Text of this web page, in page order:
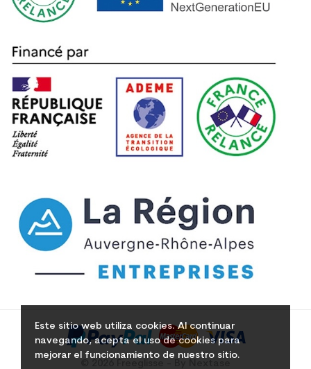
Este sitio web utiliza cookies. Al continuar
navegando, acepta el uso de cookies para
mejorar el funcionamiento de nuestro sitio.